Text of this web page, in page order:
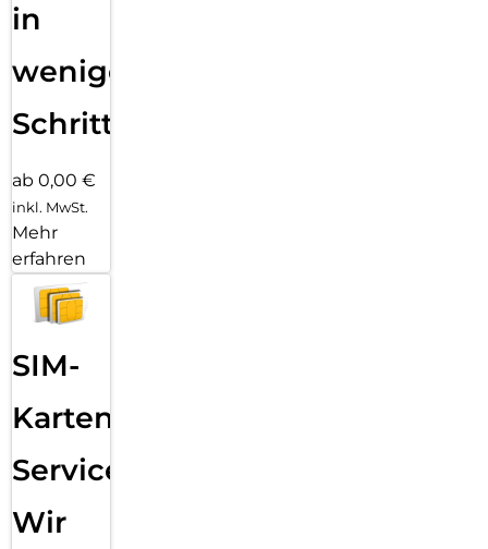
in
wenigen
Schritten
ab 0,00 €
inkl. MwSt.
Mehr
erfahren
SIM-
Karten
Service:
Wir